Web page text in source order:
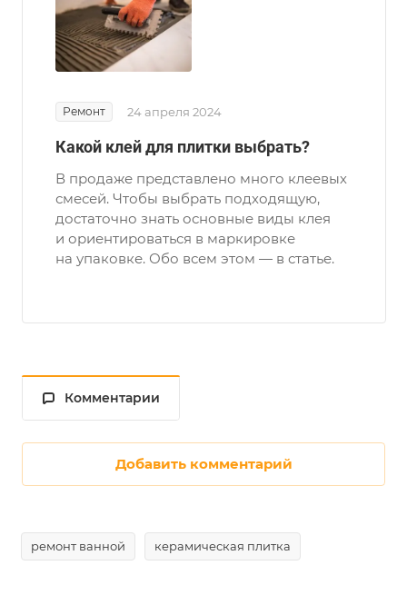
Ремонт 24 апреля 2024
Какой клей для плитки выбрать?
В продаже представлено много клеевых
смесей. Чтобы выбрать подходящую,
достаточно знать основные виды клея
и ориентироваться в маркировке
на упаковке. Обо всем этом — в статье.
Комментарии
Добавить комментарий
ремонт ванной керамическая плитка